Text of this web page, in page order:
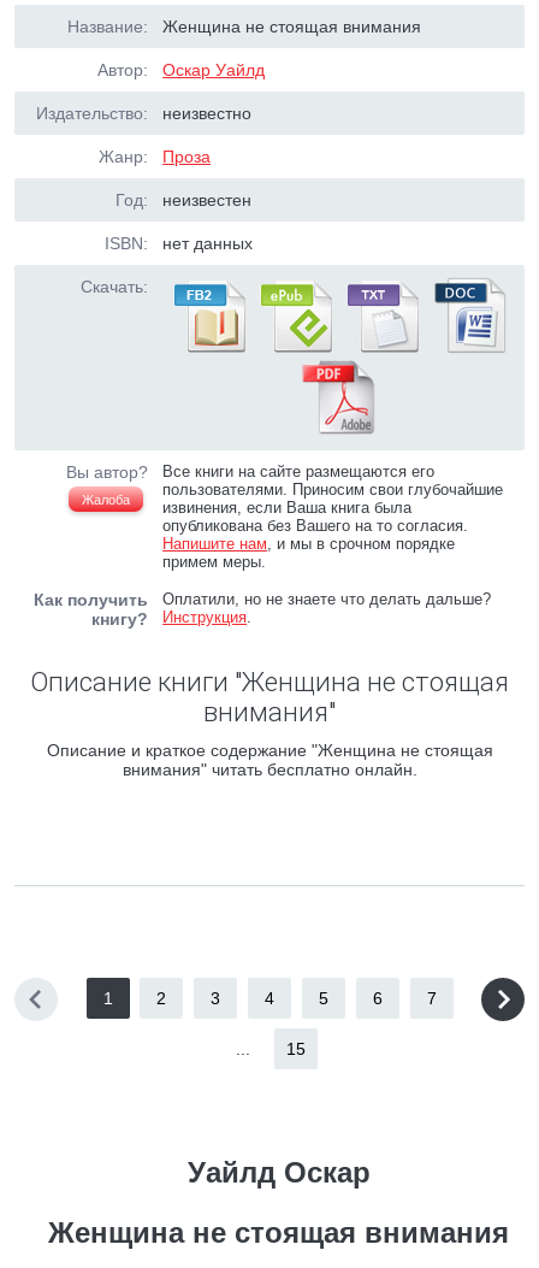
Название: Женщина не стоящая внимания
Автор: Оскар Уайлд
Издательство: неизвестно
Жанр: Проза
Год: неизвестен
ISBN: нет данных
Скачать:
Вы автор?
Жалоба
Все книги на сайте размещаются его
пользователями. Приносим свои глубочайшие
извинения, если Ваша книга была
опубликована без Вашего на то согласия.
Напишите нам, и мы в срочном порядке
примем меры.
Как получить
книгу?
Оплатили, но не знаете что делать дальше?
Инструкция.
Описание книги "Женщина не стоящая
внимания"
Описание и краткое содержание "Женщина не стоящая
внимания" читать бесплатно онлайн.
1 2 3 4 5 6 7
15
Уайлд Оскар
Женщина не стоящая внимания